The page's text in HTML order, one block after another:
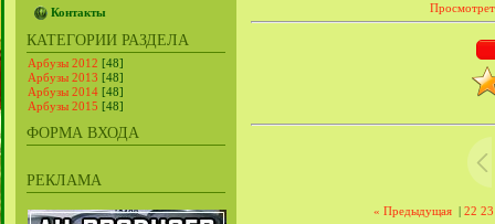
Контакты
КАТЕГОРИИ РАЗДЕЛА
Арбузы 2012 [48]
Арбузы 2013 [48]
Арбузы 2014 [48]
Арбузы 2015 [48]
ФОРМА ВХОДА
РЕКЛАМА
« Предыдущая | 22 23